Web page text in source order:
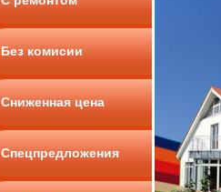
Без комисии
Сниженная цена
Спецпредложения